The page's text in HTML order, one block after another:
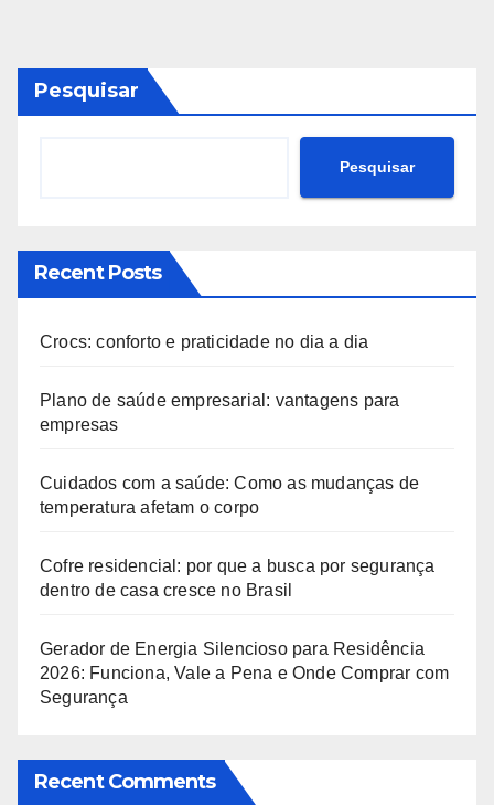
Pesquisar
Pesquisar
Recent Posts
Crocs: conforto e praticidade no dia a dia
Plano de saúde empresarial: vantagens para
empresas
Cuidados com a saúde: Como as mudanças de
temperatura afetam o corpo
Cofre residencial: por que a busca por segurança
dentro de casa cresce no Brasil
Gerador de Energia Silencioso para Residência
2026: Funciona, Vale a Pena e Onde Comprar com
Segurança
Recent Comments